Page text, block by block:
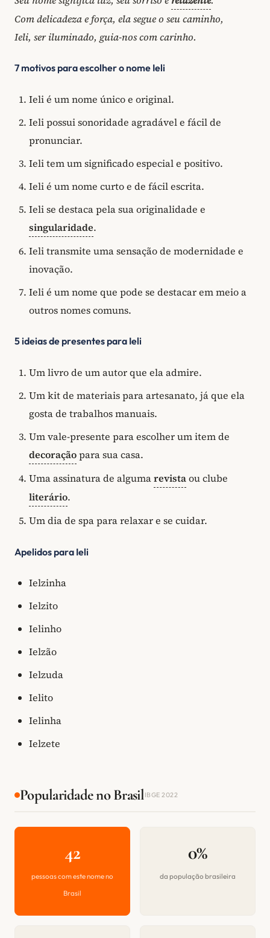
Com delicadeza e força, ela segue o seu caminho,
Ieli, ser iluminado, guia-nos com carinho.
7 motivos para escolher o nome Ieli
Ieli é um nome único e original.
Ieli possui sonoridade agradável e fácil de
pronunciar.
Ieli tem um significado especial e positivo.
Ieli é um nome curto e de fácil escrita.
Ieli se destaca pela sua originalidade e
singularidade.
Ieli transmite uma sensação de modernidade e
inovação.
Ieli é um nome que pode se destacar em meio a
outros nomes comuns.
5 ideias de presentes para Ieli
Um livro de um autor que ela admire.
Um kit de materiais para artesanato, já que ela
gosta de trabalhos manuais.
Um vale-presente para escolher um item de
decoraçãopara sua casa.
Uma assinatura de algumarevistaou clube
literário.
Um dia de spa para relaxar e se cuidar.
Apelidos para Ieli
Ielzinha
Ielzito
Ielinho
Ielzão
Ielzuda
Ielito
Ielinha
Ielzete
Popularidade no BrasilIBGE 2022
42
pessoas com este nome no
Brasil
0%
da população brasileira